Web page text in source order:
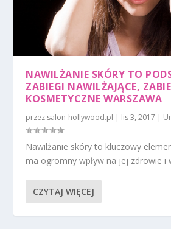
NAWILŻANIE SKÓRY TO
ZABIEGI NAWILŻAJĄCE,
KOSMETYCZNE WARSZAWA
przez salon-hollywood.pl | lis 3, 2017 |
Nawilżanie skóry to kluczowy
ma ogromny wpływ na jej zdrowie i
CZYTAJ WIĘCEJ